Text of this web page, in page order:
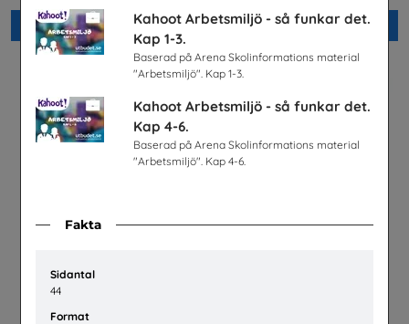
Fakta
Sidantal
44
Format
Kahoot Arbetsmiljö - så funkar det.
Kap 1-3.
Baserad på Arena Skolinformations material
"Arbetsmiljö". Kap 1-3.
Kahoot Arbetsmiljö - så funkar det.
Kap 4-6.
Baserad på Arena Skolinformations material
"Arbetsmiljö". Kap 4-6.
Beställ 0kr Beställ 0kr
Välkommen hem till
fastighetsbranschen